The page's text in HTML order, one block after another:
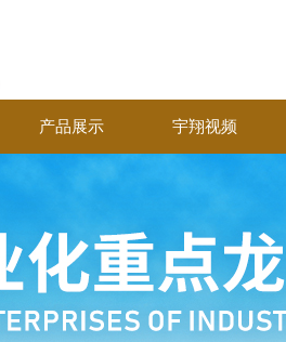
产品展示 宇翔视频